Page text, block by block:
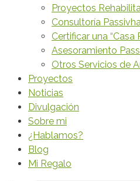
Proyectos
Consultoría
Certificar una “Casa
Asesoramiento
Otros Servicios de
Proyectos
Noticias
Divulgación
Sobre mi
¿Hablamos?
Blog
Mi Regalo